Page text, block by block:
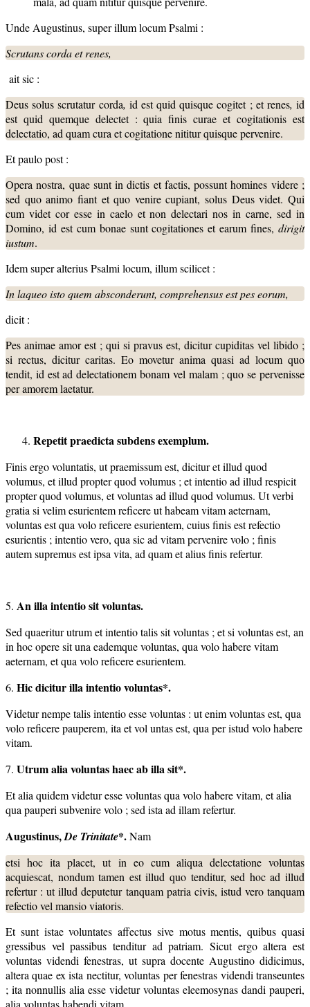
Unde Augustinus, super illum locum Psalmi :
Scrutans corda et renes,
ait sic :
Deus solus scrutatur corda, id est quid quisque cogitet ; etrenes,id
est quid quemque delectet : quia finis curae et cogitationis est
delectatio, ad quam cura et cogitatione nititur quisque pervenire.
Et paulo post :
Opera nostra, quae sunt in dictis et factis, possunt homines videre ;
sed quo animo fiant et quo venire cupiant, solus Deus videt. Qui
cum videt cor esse in caelo et non delectari nos in carne, sed in
Domino, id est cum bonae sunt cogitationes et earum fines, dirigit
iustum.
Idem super alterius Psalmi locum, illum scilicet :
In laqueo isto quem absconderunt, comprehensus est pes eorum,
dicit :
Pes animae amor est ; qui si pravus est, dicitur cupiditas vel libido ;
si rectus, dicitur caritas. Eo movetur anima quasi ad locum quo
tendit, id est ad delectationem bonam vel malam ; quo se pervenisse
per amorem laetatur.
Repetit praedicta subdens exemplum.
Finis ergo voluntatis, ut praemissum est, dicitur et illud quod
volumus, et illud propter quod volumus ; et intentio ad illud respicit
propter quod volumus, et voluntas ad illud quod volumus. Ut verbi
gratia si velim esurientem reficere ut habeam vitam aeternam,
voluntas est qua volo reficere esurientem, cuius finis est refectio
esurientis ; intentio vero, qua sic ad vitam pervenire volo ; finis
autem supremus est ipsa vita, ad quam et alius finis refertur.
5. An illa intentio sit voluntas.
Sed quaeritur utrum et intentio talis sit voluntas ; et si voluntas est, an
in hoc opere sit una eademque voluntas, qua volo habere vitam
aeternam, et qua volo reficere esurientem.
6. Hic dicitur illa intentio voluntas*.
Videtur nempe talis intentio esse voluntas : ut enim voluntas est, qua
volo reficere pauperem, ita et vol untas est, qua per istud volo habere
vitam.
7. Utrum alia voluntas haec ab illa sit*.
Et alia quidem videtur esse voluntas qua volo habere vitam, et alia
qua pauperi subvenire volo ; sed ista ad illam refertur.
Augustinus,De Trinitate*.Nam
etsi hoc ita placet, ut in eo cum aliqua delectatione voluntas
acquiescat, nondum tamen est illud quo tenditur, sed hoc ad illud
refertur : ut illud deputetur tanquam patria civis, istud vero tanquam
refectio vel mansio viatoris.
Et sunt istae voluntates affectus sive motus mentis, quibus quasi
gressibus vel passibus tenditur ad patriam. Sicut ergo altera est
voluntas videndi fenestras, ut supra docente Augustino didicimus,
altera quae ex ista nectitur, voluntas per fenestras videndi transeuntes
; ita nonnullis alia esse videtur voluntas eleemosynas dandi pauperi,
alia voluntas habendi vitam.